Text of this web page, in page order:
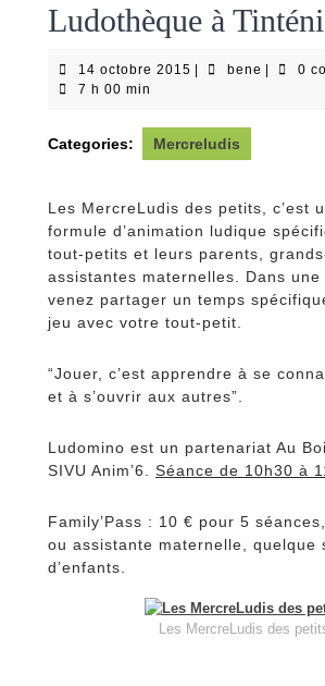
Ludothèque à
14 octobre 2015 14
| bene bene
| 0
7 h 00 min
Categories: Mercreludis
Les MercreLudis des petits, c’est
formule d’animation ludique
tout-petits et leurs parents,
assistantes maternelles. Dans une
venez partager un temps
jeu avec votre tout-petit.
“Jouer, c’est apprendre à se
et à s’ouvrir aux autres”.
Ludomino est un partenariat Au
SIVU Anim’6. Séance de 10h30 à
Family’Pass : 10 € pour 5
ou assistante maternelle, quelque
d’enfants.
Les MercreLudis des